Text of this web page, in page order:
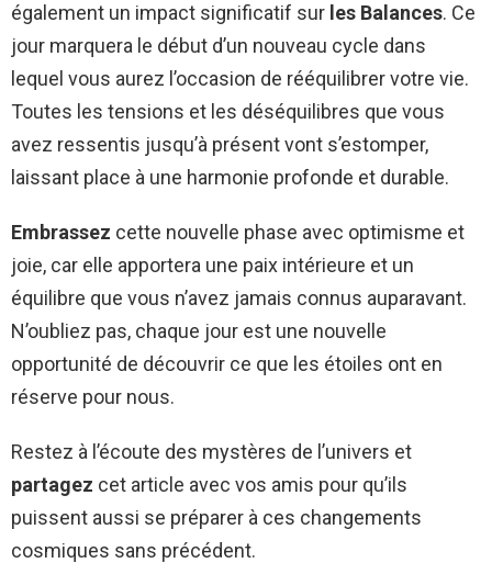
également un impact significatif sur les Balances. Ce
jour marquera le début d’un nouveau cycle dans
lequel vous aurez l’occasion de rééquilibrer votre vie.
Toutes les tensions et les déséquilibres que vous
avez ressentis jusqu’à présent vont s’estomper,
laissant place à une harmonie profonde et durable.
Embrassez cette nouvelle phase avec optimisme et
joie, car elle apportera une paix intérieure et un
équilibre que vous n’avez jamais connus auparavant.
N’oubliez pas, chaque jour est une nouvelle
opportunité de découvrir ce que les étoiles ont en
réserve pour nous.
Restez à l’écoute des mystères de l’univers et
partagez cet article avec vos amis pour qu’ils
puissent aussi se préparer à ces changements
cosmiques sans précédent.